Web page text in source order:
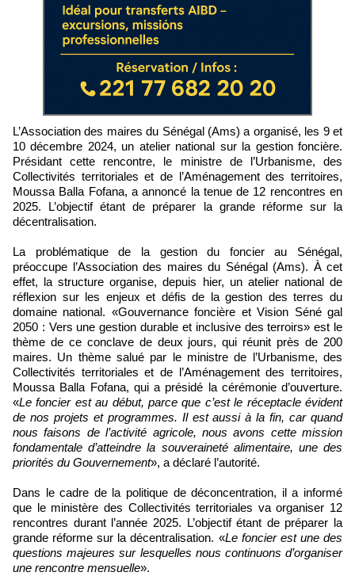
L’Association des maires du Sénégal (Ams) a organisé, les 9 et
10 décembre 2024, un atelier national sur la gestion foncière.
Présidant cette rencontre, le ministre de l’Urbanisme, des
Collectivités territoriales et de l’Aménagement des territoires,
Moussa Balla Fofana, a annoncé la tenue de 12 rencontres en
2025. L’objectif étant de préparer la grande réforme sur la
décentralisation.
La problématique de la gestion du foncier au Sénégal,
préoccupe l’Association des maires du Sénégal (Ams). À cet
effet, la structure organise, depuis hier, un atelier national de
réflexion sur les enjeux et défis de la gestion des terres du
domaine national. «Gouvernance foncière et Vision Séné gal
2050 : Vers une gestion durable et inclusive des terroirs» est le
thème de ce conclave de deux jours, qui réunit près de 200
maires. Un thème salué par le ministre de l’Urbanisme, des
Collectivités territoriales et de l’Aménagement des territoires,
Moussa Balla Fofana, qui a présidé la cérémonie d’ouverture.
«Le foncier est au début, parce que c’est le réceptacle évident
de nos projets et programmes. Il est aussi à la fin, car quand
nous faisons de l’activité agricole, nous avons cette mission
fondamentale d’atteindre la souveraineté alimentaire, une des
priorités du Gouvernement», a déclaré l’autorité.
Dans le cadre de la politique de déconcentration, il a informé
que le ministère des Collectivités territoriales va organiser 12
rencontres durant l’année 2025. L’objectif étant de préparer la
grande réforme sur la décentralisation. «Le foncier est une des
questions majeures sur lesquelles nous continuons d’organiser
une rencontre mensuelle».